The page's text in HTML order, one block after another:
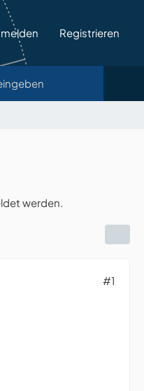
Registrieren
werden.
#1